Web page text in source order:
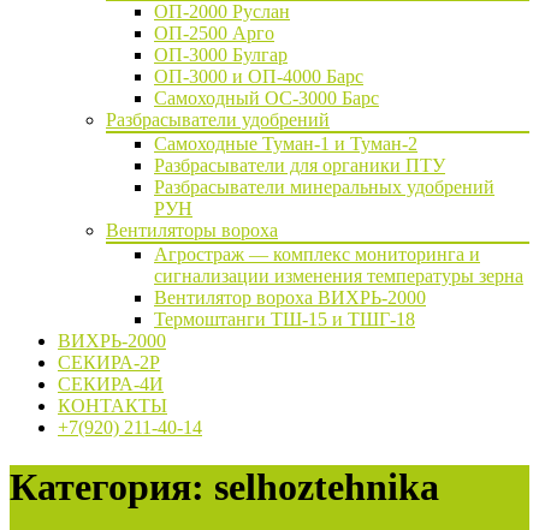
ОП-2000 Руслан
ОП-2500 Арго
ОП-3000 Булгар
ОП-3000 и ОП-4000 Барс
Самоходный ОС-3000 Барс
Разбрасыватели удобрений
Самоходные Туман-1 и Туман-2
Разбрасыватели для органики ПТУ
Разбрасыватели минеральных удобрений
РУН
Вентиляторы вороха
Агростраж — комплекс мониторинга и
сигнализации изменения температуры зерна
Вентилятор вороха ВИХРЬ-2000
Термоштанги ТШ-15 и ТШГ-18
ВИХРЬ-2000
СЕКИРА-2Р
СЕКИРА-4И
КОНТАКТЫ
+7(920) 211-40-14
Категория: selhoztehnika